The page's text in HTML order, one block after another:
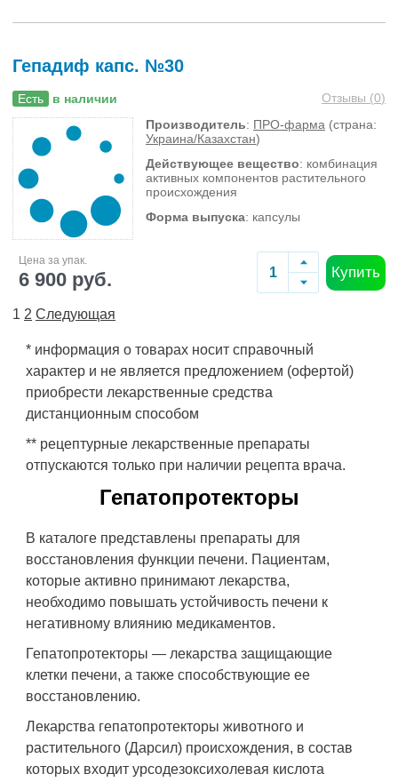
Гепадиф капс. №30
Есть в наличии Отзывы (0)
Производитель: ПРО-фарма (страна:
Украина/Казахстан)
Действующее вещество: комбинация
активных компонентов растительного
происхождения
Форма выпуска: капсулы
Цена за упак.
6 900 руб. Купить
1 2 Следующая
* информация о товарах носит справочный
характер и не является предложением (офертой)
приобрести лекарственные средства
дистанционным способом
** рецептурные лекарственные препараты
отпускаются только при наличии рецепта врача.
Гепатопротекторы
В каталоге представлены препараты для
восстановления функции печени. Пациентам,
которые активно принимают лекарства,
необходимо повышать устойчивость печени к
негативному влиянию медикаментов.
Гепатопротекторы — лекарства защищающие
клетки печени, а также способствующие ее
восстановлению.
Лекарства гепатопротекторы животного и
растительного (Дарсил) происхождения, в состав
которых входит урсодезоксихолевая кислота